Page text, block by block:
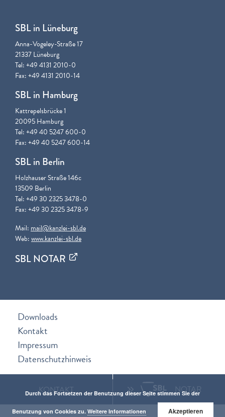
GIS NOTAR
SBL in Lüneburg
Anna-Vogeley-Straße 17
21337 Lüneburg
Tel: +49 4131 2010-0
Fax: +49 4131 2010-14
SBL in Hamburg
Kattrepelsbrücke 1
20095 Hamburg
Tel: +49 40 5247 600-0
Fax: +49 40 5247 600-14
SBL in Berlin
Holzhauser Straße 146c
13509 Berlin
Tel: +49 30 2325 3478-0
Fax: +49 30 2325 3478-9
Mail: mail@kanzlei-sbl.de
Web:www.kanzlei-sbl.de
SBL NOTAR
Downloads
Kontakt
Impressum
Datenschutzhinweis
KONTAKT
Durch das Fortsetzen der Benutzung dieser Seite stimmen Sie der
Benutzung von Cookies zu. Weitere Informationen Akzeptieren